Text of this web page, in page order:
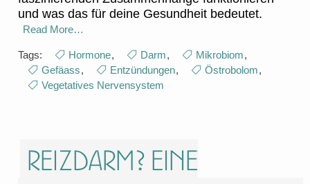
und was das für deine Gesundheit bedeutet.
Read More…
Tags: Hormone, Darm, Mikrobiom,
Gefäass, Entzündungen, Östrobolom,
Vegetatives Nervensystem
Reizdarm? Eine